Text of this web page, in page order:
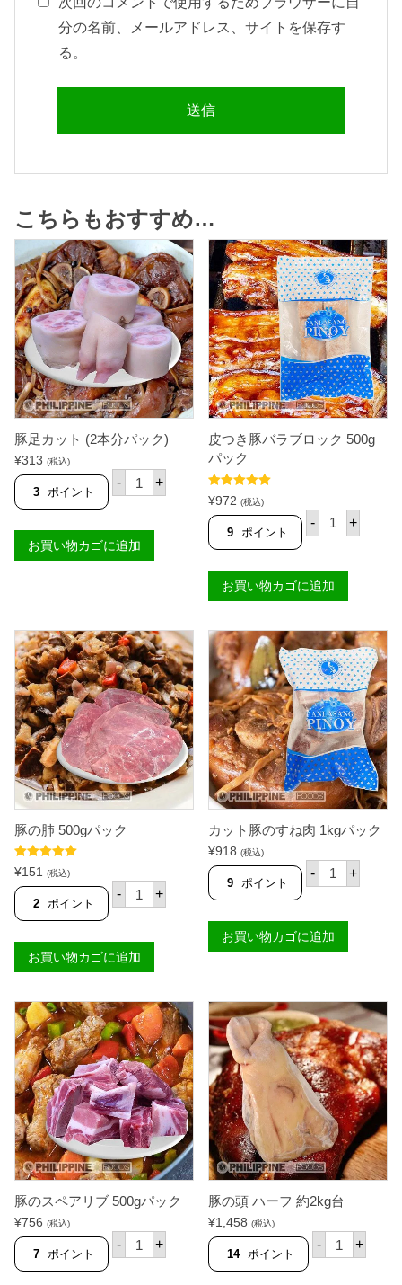
分の名前、メールアドレス、サイトを保存す
る。
こちらもおすすめ…
豚足カット (2本分パック)
¥313 (税込)
3 ポイント
- 豚
足
ト
(
2
ク
)
個
+
お買い物カゴに追加
皮つき豚バラブロック 500g
パック
5段階中5.00
の評価
¥972 (税込)
9 ポイント
- 皮
つ
バ
ラ
ブ
ッ
ク
5
0
0
g
パ
ッ
ク
個
+
お買い物カゴに追加
豚の肺 500gパック
5段階中5.00
の評価
¥151 (税込)
2 ポイント
- 豚
の
0
0
g
ッ
ク
個
+
お買い物カゴに追加
カット豚のすね肉 1kgパック
¥918 (税込)
9 ポイント
- カ
ッ
の
す
ね
g
パ
ッ
ク
個
+
お買い物カゴに追加
豚のスペアリブ 500gパック
¥756 (税込)
7 ポイント
- 豚
の
+
豚の頭 ハーフ 約2kg台
¥1,458 (税込)
14 ポイント
- 豚
の
+